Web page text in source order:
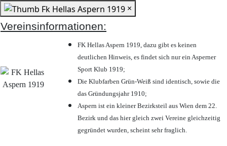
×
Vereinsinformationen:
FK Hellas Aspern 1919, dazu gibt es keinen
deutlichen Hinweis, es findet sich nur ein Asperner
Sport Klub 1919;
Die Klubfarben Grün-Weiß sind identisch, sowie die
das Gründungsjahr 1910;
Aspern ist ein kleiner Bezirksteil aus Wien dem 22.
Bezirk und das hier gleich zwei Vereine gleichzeitig
gegründet wurden, scheint sehr fraglich.